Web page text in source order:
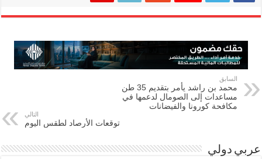
السابق
محمد بن راشد يأمر بتقديم 35 طن
مساعدات إلى الصومال لدعمها في
مكافحة كورونا والفيضانات
التالي
توقعات الأرصاد لطقس اليوم
عربي دولي